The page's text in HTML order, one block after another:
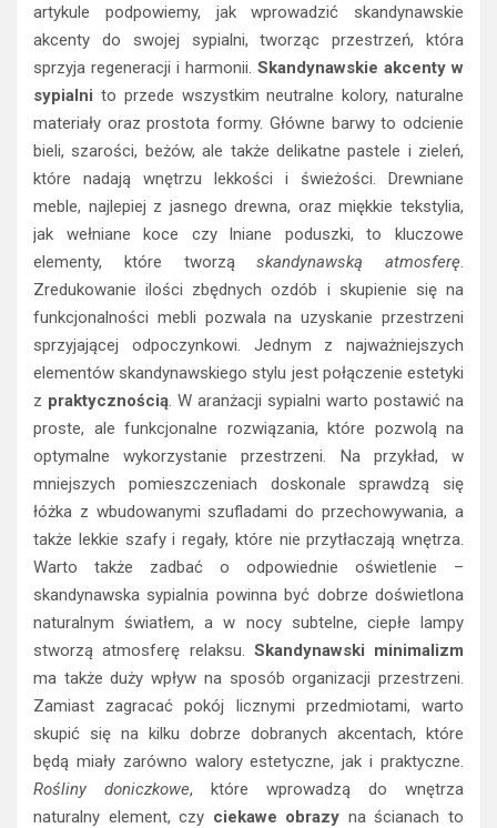
artykule podpowiemy, jak wprowadzić skandynawskie
akcenty do swojej sypialni, tworząc przestrzeń, która
sprzyja regeneracji i harmonii. Skandynawskie akcenty w
sypialni to przede wszystkim neutralne kolory, naturalne
materiały oraz prostota formy. Główne barwy to odcienie
bieli, szarości, beżów, ale także delikatne pastele i zieleń,
które nadają wnętrzu lekkości i świeżości. Drewniane
meble, najlepiej z jasnego drewna, oraz miękkie tekstylia,
jak wełniane koce czy lniane poduszki, to kluczowe
elementy, które tworząskandynawską atmosferę.
Zredukowanie ilości zbędnych ozdób i skupienie się na
funkcjonalności mebli pozwala na uzyskanie przestrzeni
sprzyjającej odpoczynkowi. Jednym z najważniejszych
elementów skandynawskiego stylu jest połączenie estetyki
z praktycznością. W aranżacji sypialni warto postawić na
proste, ale funkcjonalne rozwiązania, które pozwolą na
optymalne wykorzystanie przestrzeni. Na przykład, w
mniejszych pomieszczeniach doskonale sprawdzą się
łóżka z wbudowanymi szufladami do przechowywania, a
także lekkie szafy i regały, które nie przytłaczają wnętrza.
Warto także zadbać o odpowiednie oświetlenie –
skandynawska sypialnia powinna być dobrze doświetlona
naturalnym światłem, a w nocy subtelne, ciepłe lampy
stworzą atmosferę relaksu. Skandynawski minimalizm
ma także duży wpływ na sposób organizacji przestrzeni.
Zamiast zagracać pokój licznymi przedmiotami, warto
skupić się na kilku dobrze dobranych akcentach, które
będą miały zarówno walory estetyczne, jak i praktyczne.
Rośliny doniczkowe, które wprowadzą do wnętrza
naturalny element, czy ciekawe obrazy na ścianach to